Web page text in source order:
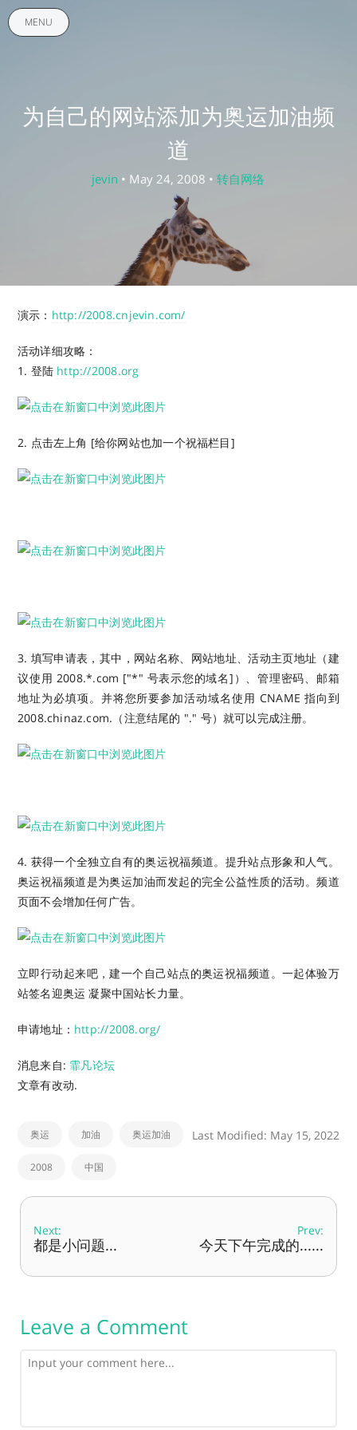
MENU
为自己的网站添加为奥运加油频
道
jevin • May 24, 2008 • 转自网络
演示： http://2008.cnjevin.com/
活动详细攻略：
1. 登陆 http://2008.org
2. 点击左上角 [给你网站也加一个祝福栏目]
3. 填写申请表，其中，网站名称、网站地址、活动主页地址（建
议使用 2008.*.com ["*" 号表示您的域名]）、管理密码、邮箱
地址为必填项。并将您所要参加活动域名使用 CNAME 指向到
2008.chinaz.com.（注意结尾的 "." 号）就可以完成注册。
4. 获得一个全独立自有的奥运祝福频道。提升站点形象和人气。
奥运祝福频道是为奥运加油而发起的完全公益性质的活动。频道
页面不会增加任何广告。
立即行动起来吧，建一个自己站点的奥运祝福频道。一起体验万
站签名迎奥运 凝聚中国站长力量。
申请地址： http://2008.org/
消息来自: 霏凡论坛
文章有改动.
奥运 加油 奥运加油
2008 中国
Last Modified: May 15, 2022
Next:
都是小问题...
Prev:
今天下午完成的......
Leave a Comment